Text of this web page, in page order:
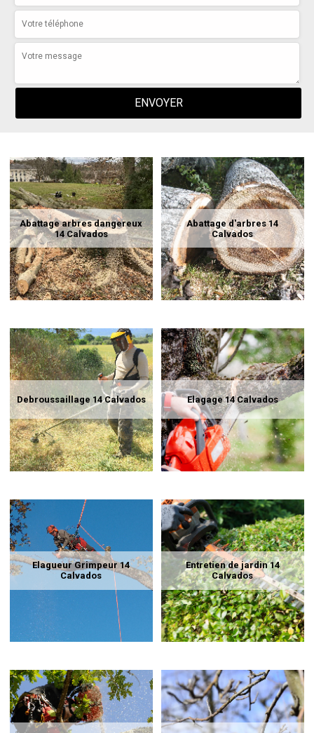
Abattage arbres dangereux
14 Calvados
Abattage d'arbres 14
Calvados
Debroussaillage 14 Calvados Elagage 14 Calvados
Elagueur Grimpeur 14
Calvados
Entretien de jardin 14
Calvados